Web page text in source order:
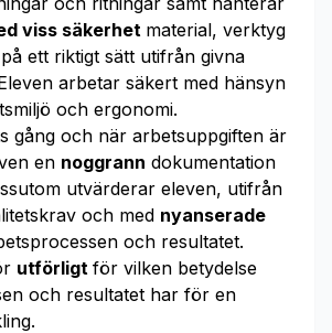
viss säkerhet material, verktyg
ett riktigt sätt utifrån givna
arbetar säkert med hänsyn
och ergonomi.
gång och när arbetsuppgiften är
en noggrann dokumentation
utvärderar eleven, utifrån
och med nyanserade
och resultatet.
utförligt för vilken betydelse
och resultatet har för en